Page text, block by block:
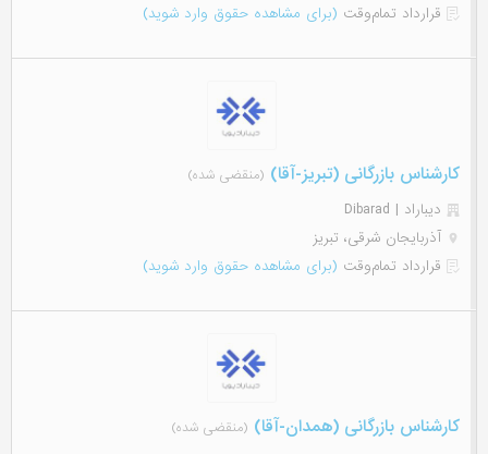
قرارداد تمام‌وقت (برای مشاهده حقوق وارد شوید)
کارشناس بازرگانی (تبریز-آقا) (منقضی شده)
دیباراد | Dibarad
آذربایجان شرقی، تبریز
قرارداد تمام‌وقت (برای مشاهده حقوق وارد شوید)
کارشناس بازرگانی (همدان-آقا) (منقضی شده)